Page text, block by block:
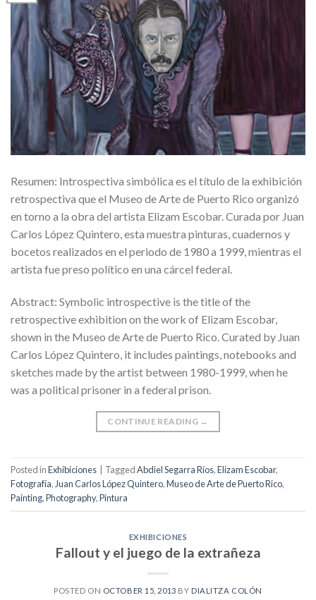
Resumen: Introspectiva simbólica es el título de la exhibición
retrospectiva que el Museo de Arte de Puerto Rico organizó
en torno a la obra del artista Elizam Escobar. Curada por Juan
Carlos López Quintero, esta muestra pinturas, cuadernos y
bocetos realizados en el periodo de 1980 a 1999, mientras el
artista fue preso político en una cárcel federal.
Abstract: Symbolic introspective is the title of the
retrospective exhibition on the work of Elizam Escobar,
shown in the Museo de Arte de Puerto Rico. Curated by Juan
Carlos López Quintero, it includes paintings, notebooks and
sketches made by the artist between 1980-1999, when he
was a political prisoner in a federal prison.
CONTINUE READING →
Posted inExhibiciones TaggedAbdiel Segarra Ríos,Elizam Escobar,
Fotografía, Juan Carlos López Quintero,Museo de Arte de Puerto Rico,
Painting,Photography,Pintura
EXHIBICIONES
Fallout y el juego de la extrañeza
POSTED ON OCTOBER 15, 2013 BY DIALITZA COLÓN